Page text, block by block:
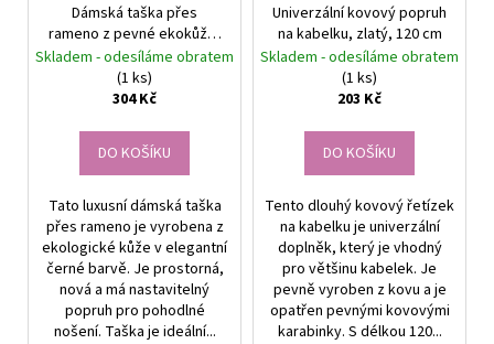
Dámská taška přes
rameno z pevné ekokůže,
černá, 20x15 cm s
nastavitelným popruhem
Skladem - odesíláme obratem
(1 ks)
304 Kč
DO KOŠÍKU
Tato luxusní dámská taška
přes rameno je vyrobena z
ekologické kůže v elegantní
černé barvě. Je prostorná,
nová a má nastavitelný
popruh pro pohodlné
nošení. Taška je ideální...
Univerzální kovový popruh
na kabelku, zlatý, 120 cm
Skladem - odesíláme obratem
(1 ks)
203 Kč
DO KOŠÍKU
Tento dlouhý kovový řetízek
na kabelku je univerzální
doplněk, který je vhodný
pro většinu kabelek. Je
pevně vyroben z kovu a je
opatřen pevnými kovovými
karabinky. S délkou 120...